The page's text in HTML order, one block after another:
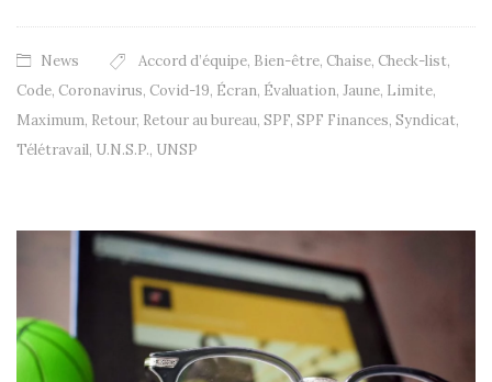
News Accord d’équipe, Bien-être, Chaise, Check-list,
Code, Coronavirus, Covid-19, Écran, Évaluation, Jaune, Limite,
Maximum, Retour, Retour au bureau, SPF, SPF Finances, Syndicat,
Télétravail, U.N.S.P., UNSP